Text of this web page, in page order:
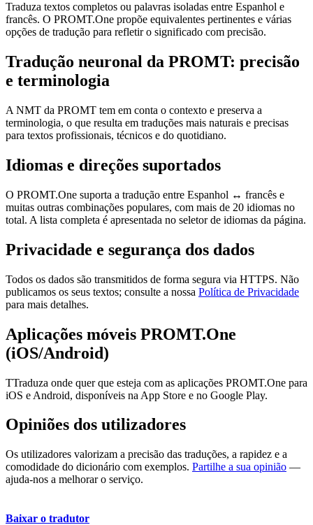
Traduza textos completos ou palavras isoladas entre Espanhol e
francês. O PROMT.One propõe equivalentes pertinentes e várias
opções de tradução para refletir o significado com precisão.
Tradução neuronal da PROMT: precisão
e terminologia
A NMT da PROMT tem em conta o contexto e preserva a
terminologia, o que resulta em traduções mais naturais e precisas
para textos profissionais, técnicos e do quotidiano.
Idiomas e direções suportados
O PROMT.One suporta a tradução entre Espanhol ↔ francês e
muitas outras combinações populares, com mais de 20 idiomas no
total. A lista completa é apresentada no seletor de idiomas da página.
Privacidade e segurança dos dados
Todos os dados são transmitidos de forma segura via HTTPS. Não
publicamos os seus textos; consulte a nossa Política de Privacidade
para mais detalhes.
Aplicações móveis PROMT.One
(iOS/Android)
TTraduza onde quer que esteja com as aplicações PROMT.One para
iOS e Android, disponíveis na App Store e no Google Play.
Opiniões dos utilizadores
Os utilizadores valorizam a precisão das traduções, a rapidez e a
comodidade do dicionário com exemplos. Partilhe a sua opinião —
ajuda-nos a melhorar o serviço.
Baixar o tradutor